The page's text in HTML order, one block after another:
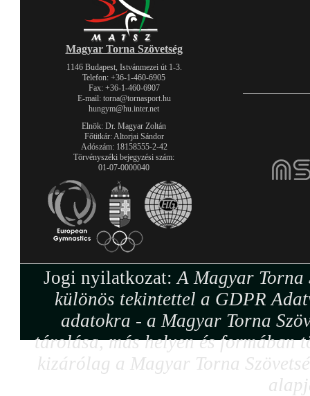
Magyar Torna Szövetség
1146 Budapest, Istvánmezei út 1-3.
Telefon: +36-1-460-6905
Fax: +36-1-460-6907
E-mail: torna@tornasport.hu
hungym@hu.inter.net
Elnök: Dr. Magyar Zoltán
Főtitkár: Altorjai Sándor
Adószám: 18158555-2-42
Törvényszéki bejegyzési szám:
01-07-0000040
Jogi nyilatkozat:A Magyar Torna
különös tekintettel a GDPR
adatokra - a Magyar Torna
tárolása, más helyen és formában
kizárólag a Magyar Torna